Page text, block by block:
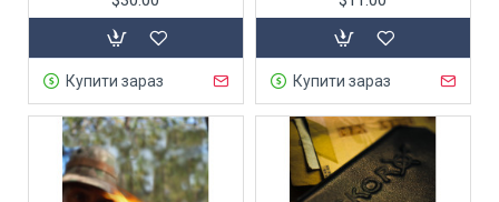
Купити зараз Купити зараз